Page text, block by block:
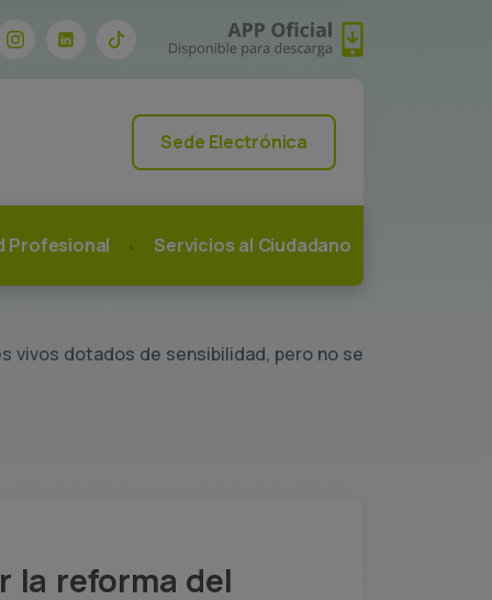
Sede Electrónica
Profesional Servicios al Ciudadano
vivos dotados de sensibilidad, pero no se
la reforma del